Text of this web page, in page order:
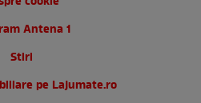
Antena 1
Stiri
pe Lajumate.ro